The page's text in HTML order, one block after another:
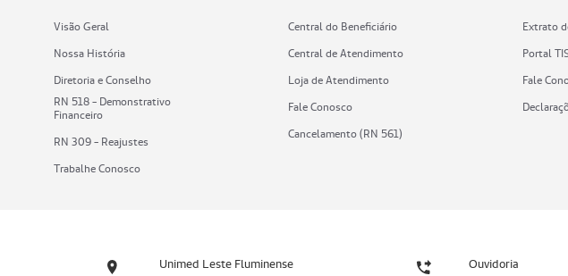
Visão Geral
Nossa História
Diretoria e Conselho
RN 518 - Demonstrativo
Financeiro
RN 309 - Reajustes
Trabalhe Conosco
Central do Beneficiário
Central de Atendimento
Loja de Atendimento
Fale Conosco
Cancelamento (RN 561)
Extrato
Portal
Fale
Unimed Leste Fluminense Ouvidoria